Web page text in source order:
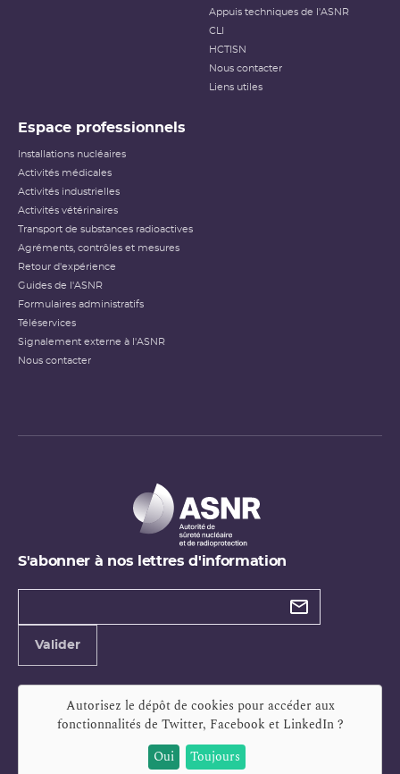
Appuis techniques de l'ASNR
CLI
HCTISN
Nous contacter
Liens utiles
Espace professionnels
Installations nucléaires
Activités médicales
Activités industrielles
Activités vétérinaires
Transport de substances radioactives
Agréments, contrôles et mesures
Retour d'expérience
Guides de l'ASNR
Formulaires administratifs
Téléservices
Signalement externe à l'ASNR
Nous contacter
S'abonner à nos lettres d'information
Types de
Valider
Autorisez le dépôt de cookies pour accéder aux
fonctionnalités de Twitter, Facebook et LinkedIn?
Oui
Toujours